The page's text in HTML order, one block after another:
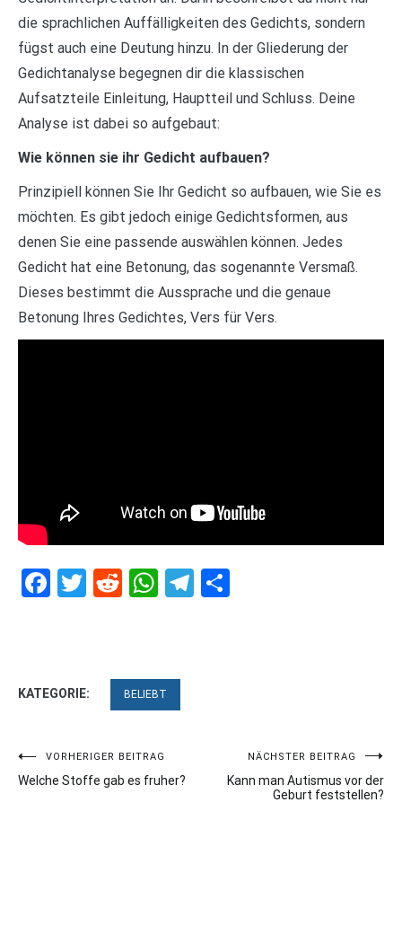
die sprachlichen Auffälligkeiten des Gedichts, sondern
fügst auch eine Deutung hinzu. In der Gliederung der
Gedichtanalyse begegnen dir die klassischen
Aufsatzteile Einleitung, Hauptteil und Schluss. Deine
Analyse ist dabei so aufgebaut:
Wie können sie ihr Gedicht aufbauen?
Prinzipiell können Sie Ihr Gedicht so aufbauen, wie Sie es
möchten. Es gibt jedoch einige Gedichtsformen, aus
denen Sie eine passende auswählen können. Jedes
Gedicht hat eine Betonung, das sogenannte Versmaß.
Dieses bestimmt die Aussprache und die genaue
Betonung Ihres Gedichtes, Vers für Vers.
Facebook
Twitter
RedditWhatsApp
Telegram
KATEGORIE: BELIEBT
Beitragsnavigation
VORHERIGER BEITRAG
Welche Stoffe gab es fruher?
NÄCHSTER BEITRAG
Kann man Autismus vor der
Geburt feststellen?